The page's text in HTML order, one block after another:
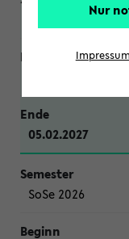
WiSe 2026/2027
05.02.2027
SoSe 2026
Nur
Impressum